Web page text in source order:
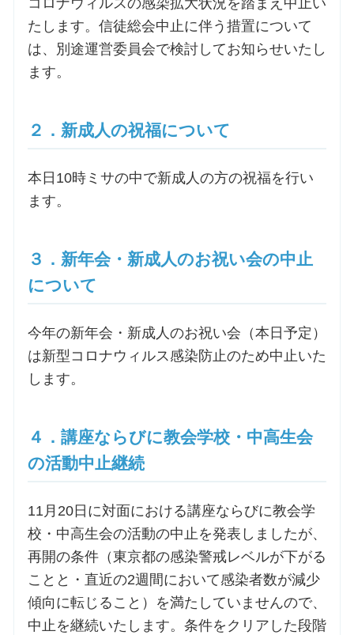
教区カテキスタの講座
三田助祭の講座
オルガンメディテーション
ご利用にあたって
コロナウィルスの感染拡大状況を踏まえ中止い
たします。信徒総会中止に伴う措置について
は、別途運営委員会で検討してお知らせいたし
ます。
２．新成人の祝福について
本日10時ミサの中で新成人の方の祝福を行い
ます。
３．新年会・新成人のお祝い会の中止
について
今年の新年会・新成人のお祝い会（本日予定）
は新型コロナウィルス感染防止のため中止いた
します。
４．講座ならびに教会学校・中高生会
の活動中止継続
11月20日に対面における講座ならびに教会学
校・中高生会の活動の中止を発表しましたが、
再開の条件（東京都の感染警戒レベルが下がる
ことと・直近の2週間において感染者数が減少
傾向に転じること）を満たしていませんので、
中止を継続いたします。条件をクリアした段階